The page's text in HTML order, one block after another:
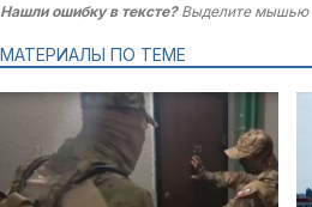
Нашли ошибку в тексте?Выделите мышью
МАТЕРИАЛЫ ПО ТЕМЕ